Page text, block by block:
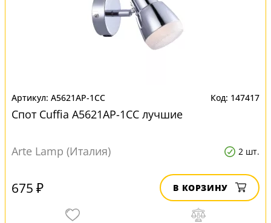
A5621AP-1CC 147417
Спот Cuffia A5621AP-1CC лучшие
Arte Lamp (Италия) 2 шт.
675 ₽ В КОРЗИНУ